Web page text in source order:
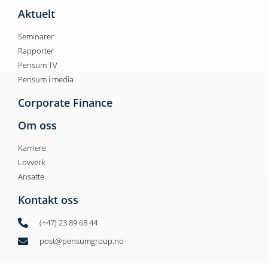
Aktuelt
Seminarer
Rapporter
Pensum TV
Pensum i media
Corporate Finance
Om oss
Karriere
Lovverk
Ansatte
Kontakt oss
(+47) 23 89 68 44
post@pensumgroup.no